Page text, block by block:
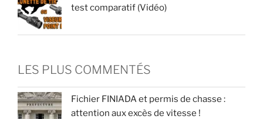
test comparatif (Vidéo)
LES PLUS COMMENTÉS
Fichier FINIADA et permis de chasse :
attention aux excès de vitesse !